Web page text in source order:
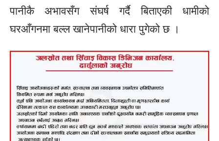
पानीकै अभावसँग संघर्ष गर्दै बिताएकी धामीको
घरआँगनमा बल्ल खानेपानीको धारा पुगेको छ ।